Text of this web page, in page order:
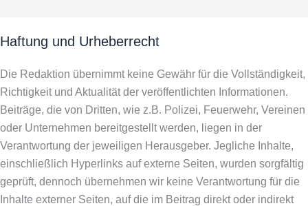
Haftung und Urheberrecht
Die Redaktion übernimmt keine Gewähr für die Vollständigkeit,
Richtigkeit und Aktualität der veröffentlichten Informationen.
Beiträge, die von Dritten, wie z.B. Polizei, Feuerwehr, Vereinen
oder Unternehmen bereitgestellt werden, liegen in der
Verantwortung der jeweiligen Herausgeber. Jegliche Inhalte,
einschließlich Hyperlinks auf externe Seiten, wurden sorgfältig
geprüft, dennoch übernehmen wir keine Verantwortung für die
Inhalte externer Seiten, auf die im Beitrag direkt oder indirekt